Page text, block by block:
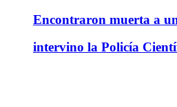
Encontraron muerta a
intervino la Policía